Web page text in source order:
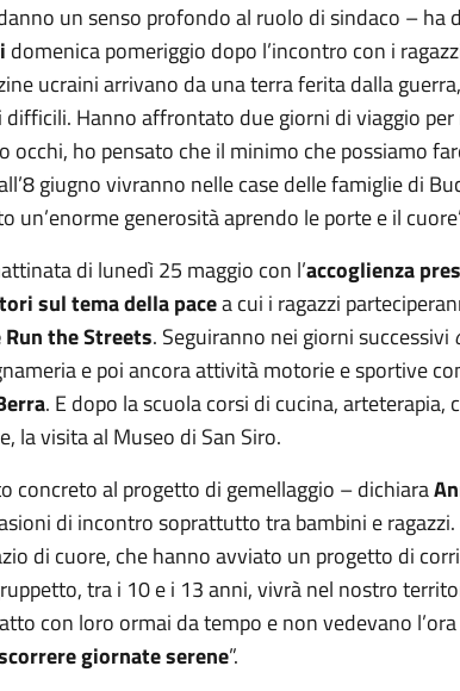
un senso profondo al ruolo di sindaco – ha
domenica pomeriggio dopo l’incontro con i
ucraini arrivano da una terra ferita dalla
Hanno affrontato due giorni di viaggio per
occhi, ho pensato che il minimo che possiamo
giugno vivranno nelle case delle famiglie di
generosità aprendo le porte e il
di lunedì 25 maggio con l’accoglienza
sul tema della pacea cui i ragazzi
Run the Streets. Seguiranno nei giorni successivi
e poi ancora attività motorie e sportive
. E dopo la scuola corsi di cucina, arteterapia,
la visita al Museo di San Siro.
concreto al progetto di gemellaggio – dichiara
di incontro soprattutto tra bambini e ragazzi.
di cuore, che hanno avviato un progetto di
tra i 10 e i 13 anni, vivrà nel nostro
con loro ormai da tempo e non vedevano
giornate serene”.